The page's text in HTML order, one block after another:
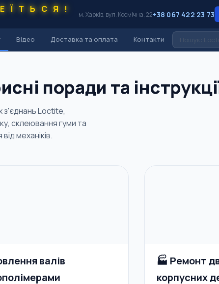
м. Харків, вул. Космічна, 22+38 067 422 23 73
Відео Доставка та оплата Контакти
поради та
з'єднань Loctite,
склеювання гуми та
механіків.
валів
🏭 Ремонт
корпусних